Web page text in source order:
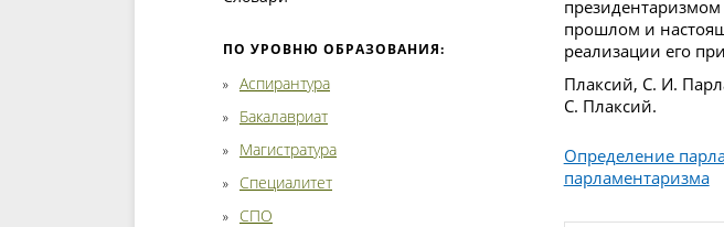
ПО УРОВНЮ ОБРАЗОВАНИЯ:
Аспирантура
Бакалавриат
Магистратура
Специалитет
СПО
прошлом и
реализации его
Плаксий, С. И.
С. Плаксий.
Определение
парламентаризма